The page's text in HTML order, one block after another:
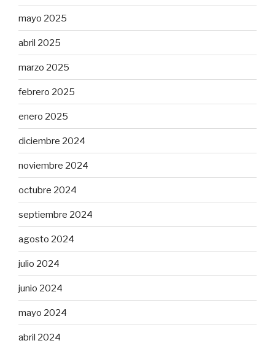
mayo 2025
abril 2025
marzo 2025
febrero 2025
enero 2025
diciembre 2024
noviembre 2024
octubre 2024
septiembre 2024
agosto 2024
julio 2024
junio 2024
mayo 2024
abril 2024